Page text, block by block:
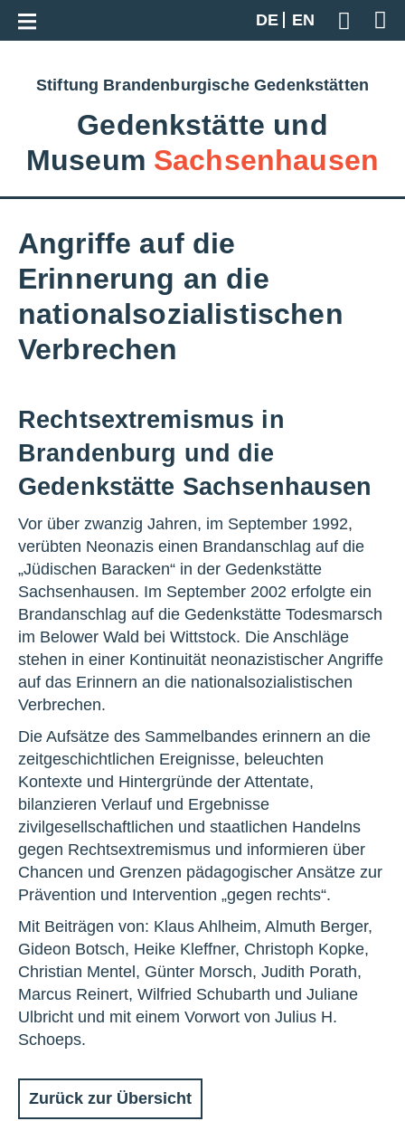
DE
EN
Geben
Zur Gesamtübersicht
Stiftung Brandenburgische Gedenkstätten
Gedenkstätte und
Museum Sachsenhausen
Angriffe auf die
Erinnerung an die
nationalsozialistischen
Verbrechen
Rechtsextremismus in
Brandenburg und die
Gedenkstätte Sachsenhausen
Vor über zwanzig Jahren, im September 1992,
verübten Neonazis einen Brandanschlag auf die
„Jüdischen Baracken“ in der Gedenkstätte
Sachsenhausen. Im September 2002 erfolgte ein
Brandanschlag auf die Gedenkstätte Todesmarsch
im Belower Wald bei Wittstock. Die Anschläge
stehen in einer Kontinuität neonazistischer Angriffe
auf das Erinnern an die nationalsozialistischen
Verbrechen.
Die Aufsätze des Sammelbandes erinnern an die
zeitgeschichtlichen Ereignisse, beleuchten
Kontexte und Hintergründe der Attentate,
bilanzieren Verlauf und Ergebnisse
zivilgesellschaftlichen und staatlichen Handelns
gegen Rechtsextremismus und informieren über
Chancen und Grenzen pädagogischer Ansätze zur
Prävention und Intervention „gegen rechts“.
Mit Beiträgen von: Klaus Ahlheim, Almuth Berger,
Gideon Botsch, Heike Kleffner, Christoph Kopke,
Christian Mentel, Günter Morsch, Judith Porath,
Marcus Reinert, Wilfried Schubarth und Juliane
Ulbricht und mit einem Vorwort von Julius H.
Schoeps.
Zurück zur Übersicht